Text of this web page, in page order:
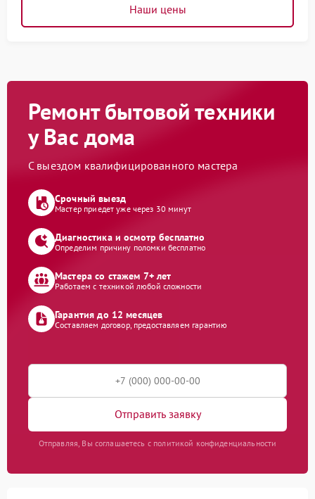
Наши цены
Ремонт бытовой техники
у Вас дома
С выездом квалифицированного мастера
Срочный выезд
Мастер приедет уже через 30 минут
Диагностика и осмотр бесплатно
Определим причину поломки бесплатно
Мастера со стажем 7+ лет
Работаем с техникой любой сложности
Гарантия до 12 месяцев
Составляем договор, предоставляем гарантию
Отправить заявку
Отправляя, Вы соглашаетесь с политикой конфиденциальности